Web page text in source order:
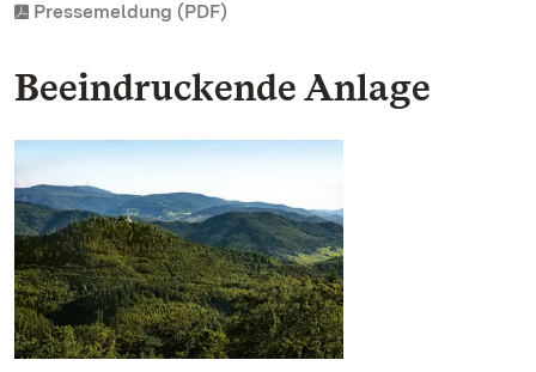
Pressemeldung (PDF)
Beeindruckende Anlage